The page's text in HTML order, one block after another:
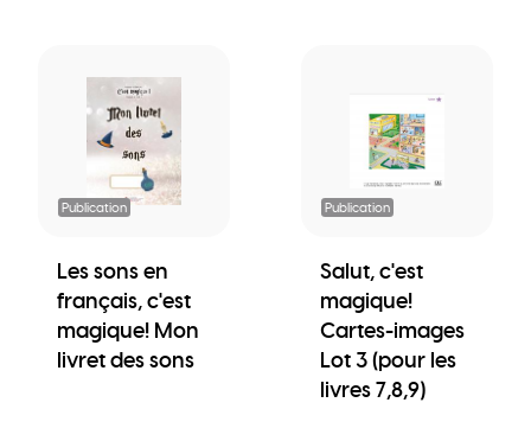
Publication
Les sons en
français, c'est
magique! Mon
livret des sons
Publication
Salut, c'est
magique!
Cartes-images
Lot 3 (pour les
livres 7,8,9)